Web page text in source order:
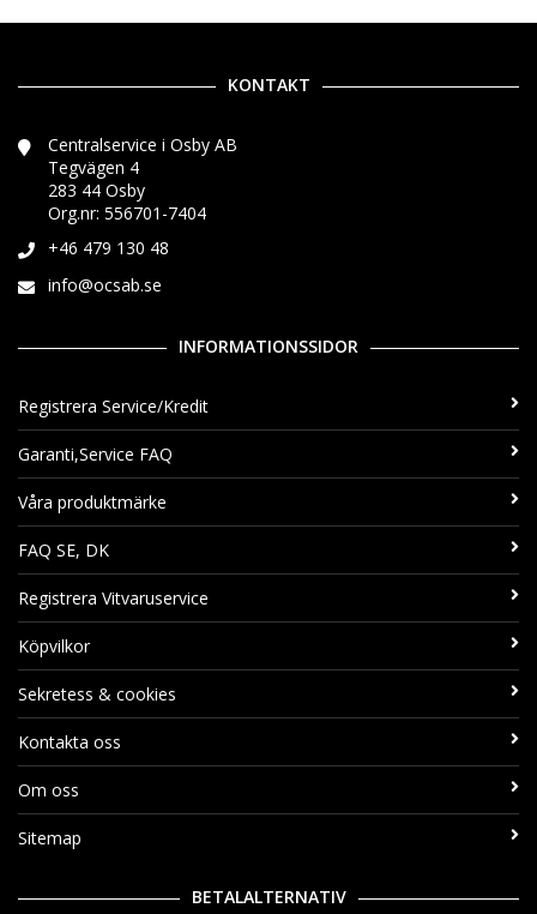
KONTAKT
Centralservice i Osby AB
Tegvägen 4
283 44 Osby
Org.nr: 556701-7404
+46 479 130 48
info@ocsab.se
INFORMATIONSSIDOR
Registrera Service/Kredit
Garanti,Service FAQ
Våra produktmärke
FAQ SE, DK
Registrera Vitvaruservice
Köpvilkor
Sekretess & cookies
Kontakta oss
Om oss
Sitemap
BETALALTERNATIV